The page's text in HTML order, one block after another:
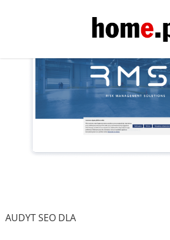
AUDYT SEO DLA